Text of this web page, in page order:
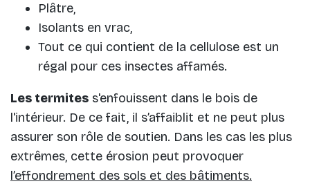
Plâtre,
Isolants en vrac,
Tout ce qui contient de la cellulose est un
régal pour ces insectes affamés.
Les termites s'enfouissent dans le bois de
l'intérieur. De ce fait, il s’affaiblit et ne peut plus
assurer son rôle de soutien. Dans les cas les plus
extrêmes, cette érosion peut provoquer
l’effondrement des sols et des bâtiments.